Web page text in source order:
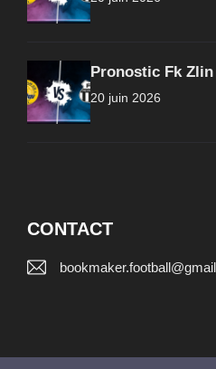
Pronostic Fk Zlin
20 juin 2026
CONTACT